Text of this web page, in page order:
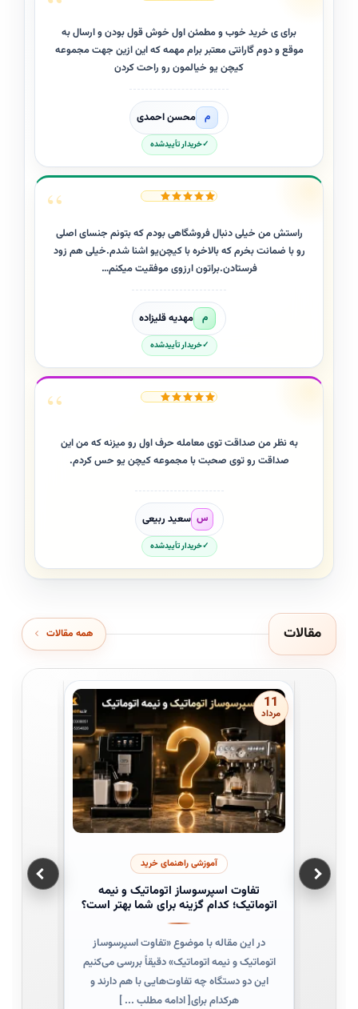
برای ی خرید خوب و مطمئن اول خوش قول بودن و ارسال به
موقع و دوم گارانتی معتبر برام مهمه که این ازین جهت مجموعه
کیچن یو خیالمون رو راحت کردن
م محسن احمدی
خریدار تأییدشده
راستش من خیلی دنبال فروشگاهی بودم که بتونم جنسای اصلی
رو با ضمانت بخرم که بالاخره با کیچن‌یو اشنا شدم.خیلی هم زود
فرستادن.براتون ارزوی موفقیت میکنم…
م مهدیه قلیزاده
خریدار تأییدشده
به نظر من صداقت توی معامله حرف اول رو میزنه که من این
صداقت رو توی صحبت با مجموعه کیچن یو حس کردم.
س سعید ربیعی
خریدار تأییدشده
مقالات همه مقالات
آموزشی راهنمای خرید
تفاوت اسپرسوساز اتوماتیک و نیمه
اتوماتیک؛ کدام گزینه برای شما بهتر است؟
در این مقاله با موضوع «تفاوت اسپرسوساز
اتوماتیک و نیمه اتوماتیک» دقیقاً بررسی می‌کنیم
این دو دستگاه چه تفاوت‌هایی با هم دارند و
هرکدام برای[ ادامه مطلب ... ]
11
مرداد